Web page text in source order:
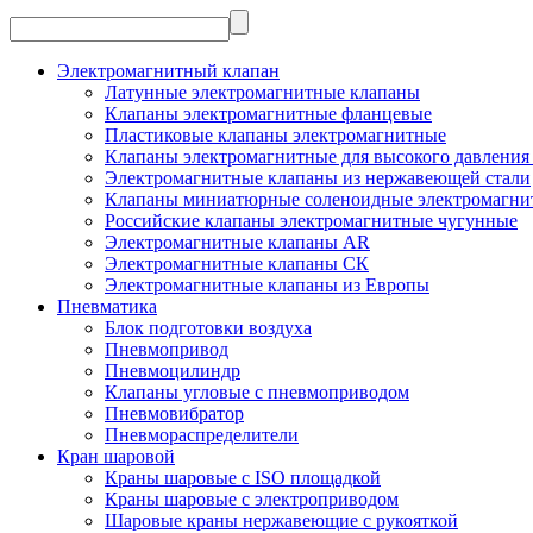
Электромагнитный клапан
Латунные электромагнитные клапаны
Клапаны электромагнитные фланцевые
Пластиковые клапаны электромагнитные
Клапаны электромагнитные для высокого давления
Электромагнитные клапаны из нержавеющей стали
Клапаны миниатюрные соленоидные
Российские клапаны электромагнитные чугунные
Электромагнитные клапаны AR
Электромагнитные клапаны СК
Электромагнитные клапаны из Европы
Пневматика
Блок подготовки воздуха
Пневмопривод
Пневмоцилиндр
Клапаны угловые с пневмоприводом
Пневмовибратор
Пневмораспределители
Кран шаровой
Краны шаровые с ISO площадкой
Краны шаровые с электроприводом
Шаровые краны нержавеющие с рукояткой